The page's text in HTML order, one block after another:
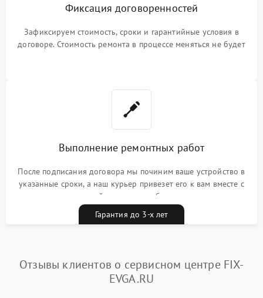
Фиксация договоренностей
Зафиксируем стоимость, сроки и гарантийные условия в
договоре. Стоимость ремонта в процессе меняться не будет
Выполнение ремонтных работ
После подписания договора мы починим ваше устройство в
указанные сроки, а наш курьер привезет его к вам вместе с
гарантийным талоном бесплатно
Гарантия до 3-х лет
Отзывы клиентов о сервисном центре FIX-
EVGA.RU